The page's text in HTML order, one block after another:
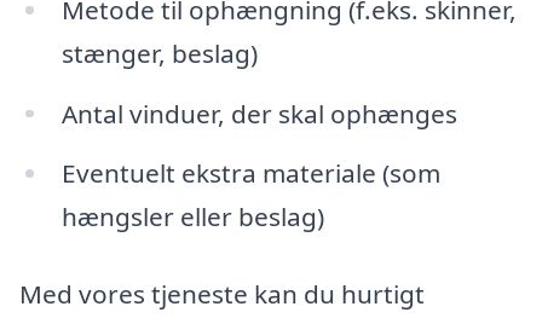
Metode til ophængning (f.eks. skinner,
stænger, beslag)
Antal vinduer, der skal ophænges
Eventuelt ekstra materiale (som
hængsler eller beslag)
Med vores tjeneste kan du hurtigt